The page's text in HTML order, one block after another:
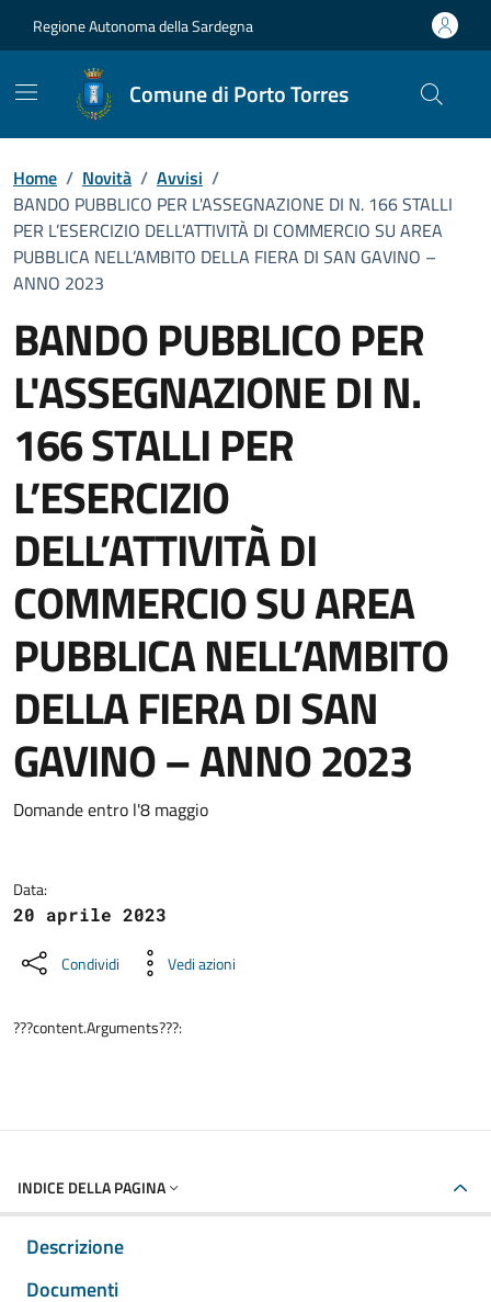
Regione Autonoma della Sardegna
Comune di Porto Torres
Home / Novità / Avvisi /
BANDO PUBBLICO PER L'ASSEGNAZIONE DI N. 166 STALLI
PER L’ESERCIZIO DELL’ATTIVITÀ DI COMMERCIO SU AREA
PUBBLICA NELL’AMBITO DELLA FIERA DI SAN GAVINO –
ANNO 2023
BANDO PUBBLICO PER
L'ASSEGNAZIONE DI N.
166 STALLI PER
L’ESERCIZIO
DELL’ATTIVITÀ DI
COMMERCIO SU AREA
PUBBLICA NELL’AMBITO
DELLA FIERA DI SAN
GAVINO – ANNO 2023
Dettagli della notizia
Domande entro l'8 maggio
Data:
20 aprile 2023
Condividi Vedi azioni
???content.Arguments???:
INDICE DELLA PAGINA
Descrizione
Documenti